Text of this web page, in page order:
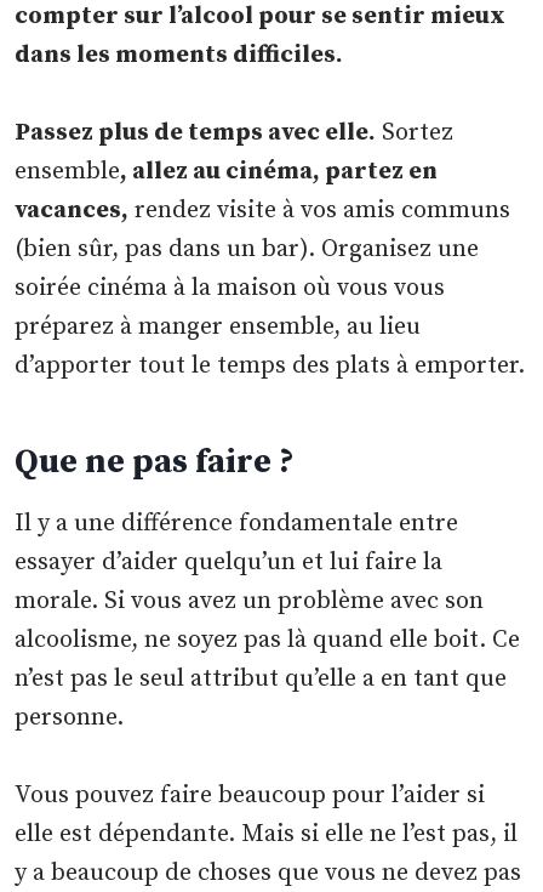
compter sur l’alcool pour se sentir mieux
dans les moments difficiles.
Passez plus de temps avec elle. Sortez
ensemble, allez au cinéma, partez en
vacances, rendez visite à vos amis communs
(bien sûr, pas dans un bar). Organisez une
soirée cinéma à la maison où vous vous
préparez à manger ensemble, au lieu
d’apporter tout le temps des plats à emporter.
Que ne pas faire ?
Il y a une différence fondamentale entre
essayer d’aider quelqu’un et lui faire la
morale. Si vous avez un problème avec son
alcoolisme, ne soyez pas là quand elle boit. Ce
n’est pas le seul attribut qu’elle a en tant que
personne.
Vous pouvez faire beaucoup pour l’aider si
elle est dépendante. Mais si elle ne l’est pas, il
y a beaucoup de choses que vous ne devez pas